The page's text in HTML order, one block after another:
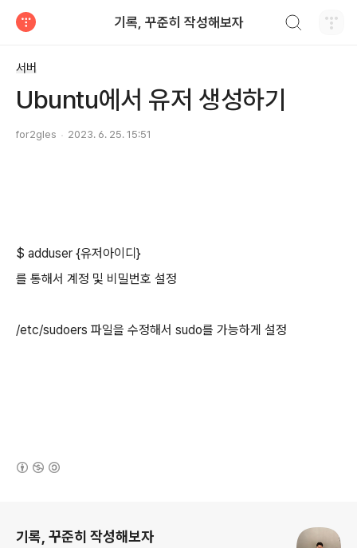
기록, 꾸준히 작성해보자
서버
Ubuntu에서 유저 생성하기
for2gles 2023. 6. 25. 15:51
$ adduser {유저아이디}
를 통해서 계정 및 비밀번호 설정
/etc/sudoers 파일을 수정해서 sudo를 가능하게 설정
기록, 꾸준히 작성해보자